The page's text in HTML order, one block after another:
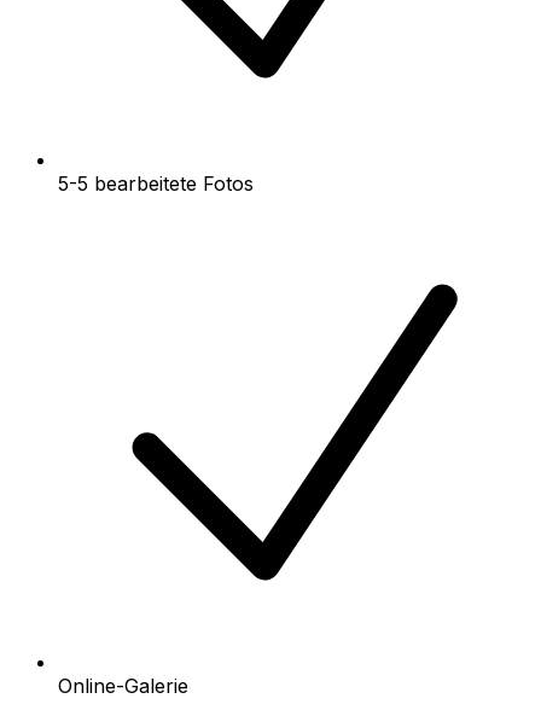
5-5 bearbeitete Fotos
Online-Galerie